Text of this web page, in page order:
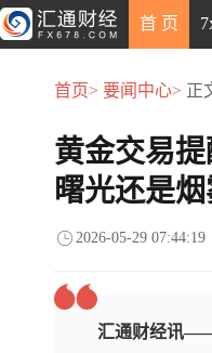
首 页
首页> 要闻中心> 正
黄金交易
曙光还是烟
2026-05-29 07:44:19
汇通财经讯